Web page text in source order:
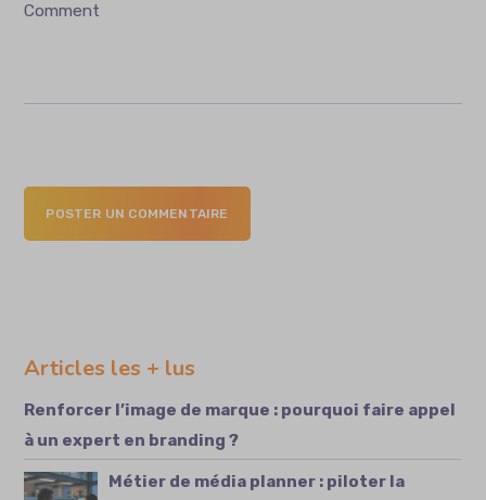
Comment
POSTER UN COMMENTAIRE
Articles les + lus
Renforcer l’image de marque : pourquoi faire appel
à un expert en branding ?
Métier de média planner : piloter la